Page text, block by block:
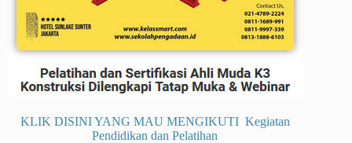
KLIK DISINI YANG MAU MENGIKUTI Kegiatan
Pendidikan dan Pelatihan